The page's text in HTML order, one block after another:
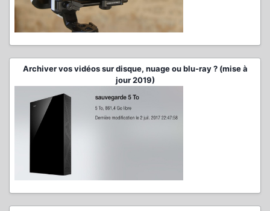
Archiver vos vidéos sur disque, nuage ou blu-ray ? (mise à
jour 2019)